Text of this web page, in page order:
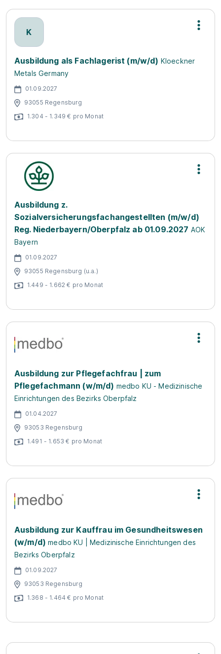
K
Ausbildung als Fachlagerist (m/w/d) Kloeckner
Metals Germany
01.09.2027
93055 Regensburg
1.304 - 1.349 € pro Monat
Ausbildung z.
Sozialversicherungsfachangestellten (m/w/d)
Reg. Niederbayern/Oberpfalz ab 01.09.2027 AOK
Bayern
01.09.2027
93055 Regensburg (u.a.)
1.449 - 1.662 € pro Monat
Ausbildung zur Pflegefachfrau | zum
Pflegefachmann (w/m/d) medbo KU - Medizinische
Einrichtungen des Bezirks Oberpfalz
01.04.2027
93053 Regensburg
1.491 - 1.653 € pro Monat
Ausbildung zur Kauffrau im Gesundheitswesen
(w/m/d) medbo KU | Medizinische Einrichtungen des
Bezirks Oberpfalz
01.09.2027
93053 Regensburg
1.368 - 1.464 € pro Monat